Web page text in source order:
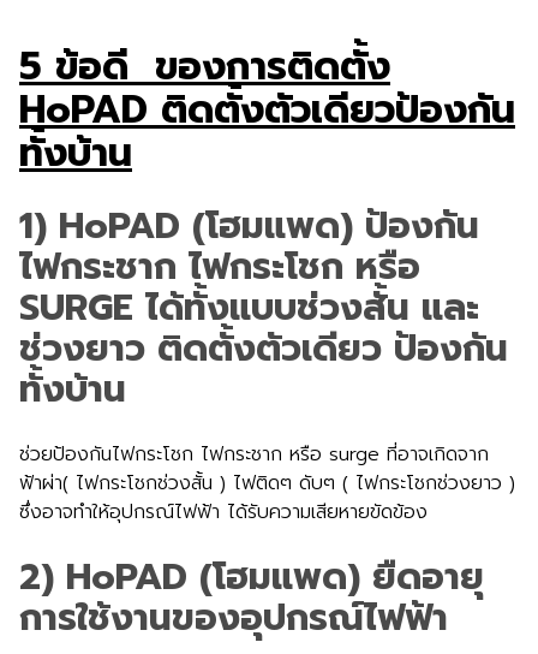
5 ข้อดี ของการติดตั้ง
HoPAD ติดตั้งตัวเดียวป้องกัน
ทั้งบ้าน
1) HoPAD (โฮมแพด) ป้องกัน
ไฟกระชาก ไฟกระโชก หรือ
SURGE ได้ทั้งแบบช่วงสั้น และ
ช่วงยาว ติดตั้งตัวเดียว ป้องกัน
ทั้งบ้าน
ช่วยป้องกันไฟกระโชก ไฟกระชาก หรือ surge ที่อาจเกิดจาก
ฟ้าผ่า( ไฟกระโชกช่วงสั้น ) ไฟติดๆ ดับๆ ( ไฟกระโชกช่วงยาว )
ซึ่งอาจทำให้อุปกรณ์ไฟฟ้า ได้รับความเสียหายขัดข้อง
2) HoPAD (โฮมแพด) ยืดอายุ
การใช้งานของอุปกรณ์ไฟฟ้า